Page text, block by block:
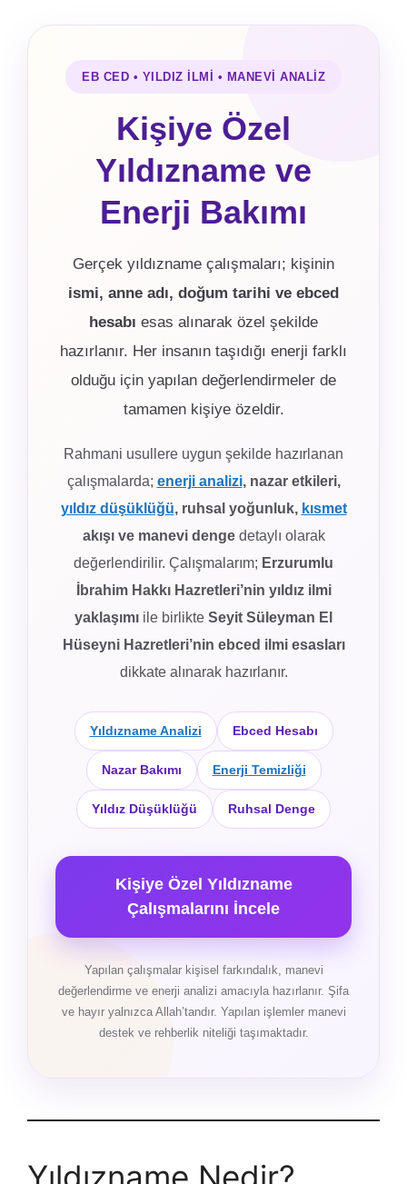
EB CED • YILDIZ İLMİ • MANEVİ ANALİZ
Kişiye Özel
Yıldızname ve
Enerji Bakımı
Gerçek yıldızname çalışmaları; kişinin
ismi, anne adı, doğum tarihi ve ebced
hesabı esas alınarak özel şekilde
hazırlanır. Her insanın taşıdığı enerji farklı
olduğu için yapılan değerlendirmeler de
tamamen kişiye özeldir.
Rahmani usullere uygun şekilde hazırlanan
çalışmalarda; enerji analizi, nazar etkileri,
yıldız düşüklüğü, ruhsal yoğunluk, kısmet
akışı ve manevi dengedetaylı olarak
değerlendirilir. Çalışmalarım; Erzurumlu
İbrahim Hakkı Hazretleri’nin yıldız ilmi
yaklaşımı ile birlikte Seyit Süleyman El
Hüseyni Hazretleri’nin ebced ilmi esasları
dikkate alınarak hazırlanır.
Yıldızname Analizi Ebced Hesabı
Nazar Bakımı Enerji Temizliği
Yıldız Düşüklüğü Ruhsal Denge
Kişiye Özel Yıldızname
Çalışmalarını İncele
Yapılan çalışmalar kişisel farkındalık, manevi
değerlendirme ve enerji analizi amacıyla hazırlanır. Şifa
ve hayır yalnızca Allah’tandır. Yapılan işlemler manevi
destek ve rehberlik niteliği taşımaktadır.
Yıldızname Nedir?